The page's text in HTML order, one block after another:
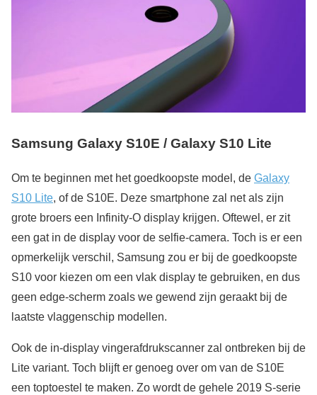
Samsung Galaxy S10E / Galaxy S10 Lite
Om te beginnen met het goedkoopste model, de Galaxy
S10 Lite, of de S10E. Deze smartphone zal net als zijn
grote broers een Infinity-O display krijgen. Oftewel, er zit
een gat in de display voor de selfie-camera. Toch is er een
opmerkelijk verschil, Samsung zou er bij de goedkoopste
S10 voor kiezen om een vlak display te gebruiken, en dus
geen edge-scherm zoals we gewend zijn geraakt bij de
laatste vlaggenschip modellen.
Ook de in-display vingerafdrukscanner zal ontbreken bij de
Lite variant. Toch blijft er genoeg over om van de S10E
een toptoestel te maken. Zo wordt de gehele 2019 S-serie